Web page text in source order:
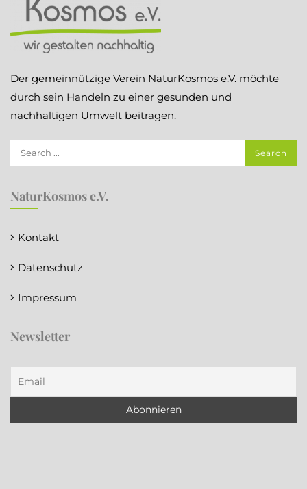
Der gemeinnützige Verein NaturKosmos e.V. möchte
durch sein Handeln zu einer gesunden und
nachhaltigen Umwelt beitragen.
NaturKosmos e.V.
Kontakt
Datenschutz
Impressum
Newsletter